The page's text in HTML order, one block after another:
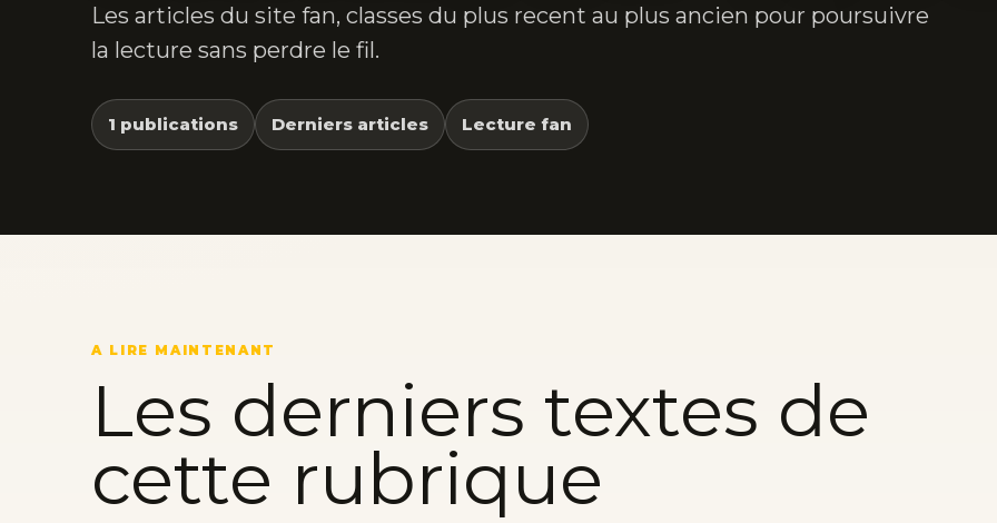
Les articles du site fan, classes du plus recent au plus ancien pour poursuivre
la lecture sans perdre le fil.
1 publications Derniers articles Lecture fan
A LIRE MAINTENANT
Les derniers textes de
cette rubrique